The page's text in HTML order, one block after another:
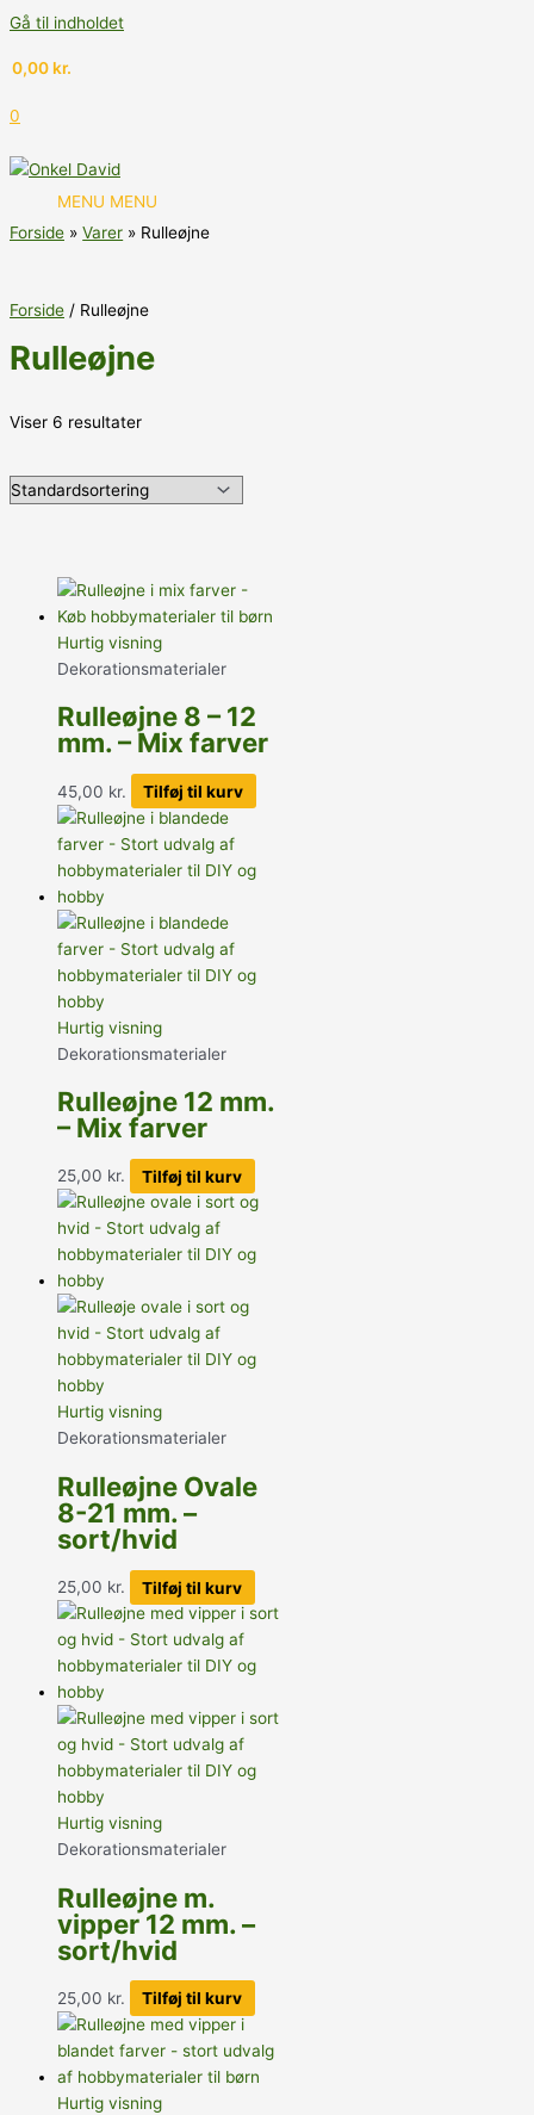
Gå til indholdet
0,00kr.
0
MENU MENU
Forside
Varer Rulleøjne
Forside / Rulleøjne
Rulleøjne
Viser 6 resultater
Hurtig visning
Dekorationsmaterialer
Rulleøjne 8 – 12
mm. – Mix farver
45,00 kr. Tilføj til kurv
Hurtig visning
Dekorationsmaterialer
Rulleøjne 12 mm.
– Mix farver
25,00 kr. Tilføj til kurv
Hurtig visning
Dekorationsmaterialer
Rulleøjne Ovale
8-21 mm. –
sort/hvid
25,00 kr. Tilføj til kurv
Hurtig visning
Dekorationsmaterialer
Rulleøjne m.
vipper 12 mm. –
sort/hvid
25,00 kr. Tilføj til kurv
Hurtig visning